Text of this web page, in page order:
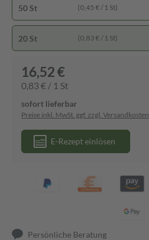
50 St (0,45 € / 1 St)
20 St (0,83 € / 1 St)
16,52 €
0,83 € / 1 St
sofort lieferbar
Preise inkl. MwSt. ggf. zzgl. Versandkosten
E-Rezept einlösen
Persönliche Beratung